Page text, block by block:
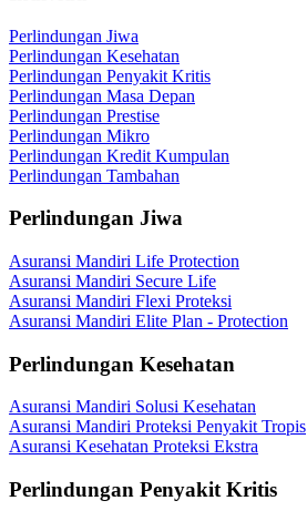
Perlindungan Jiwa
Perlindungan Kesehatan
Perlindungan Penyakit Kritis
Perlindungan Masa Depan
Perlindungan Prestise
Perlindungan Mikro
Perlindungan Kredit Kumpulan
Perlindungan Tambahan
Perlindungan Jiwa
Asuransi Mandiri Life Protection
Asuransi Mandiri Secure Life
Asuransi Mandiri Flexi Proteksi
Asuransi Mandiri Elite Plan - Protection
Perlindungan Kesehatan
Asuransi Mandiri Solusi Kesehatan
Asuransi Mandiri Proteksi Penyakit Tropis
Asuransi Kesehatan Proteksi Ekstra
Perlindungan Penyakit Kritis